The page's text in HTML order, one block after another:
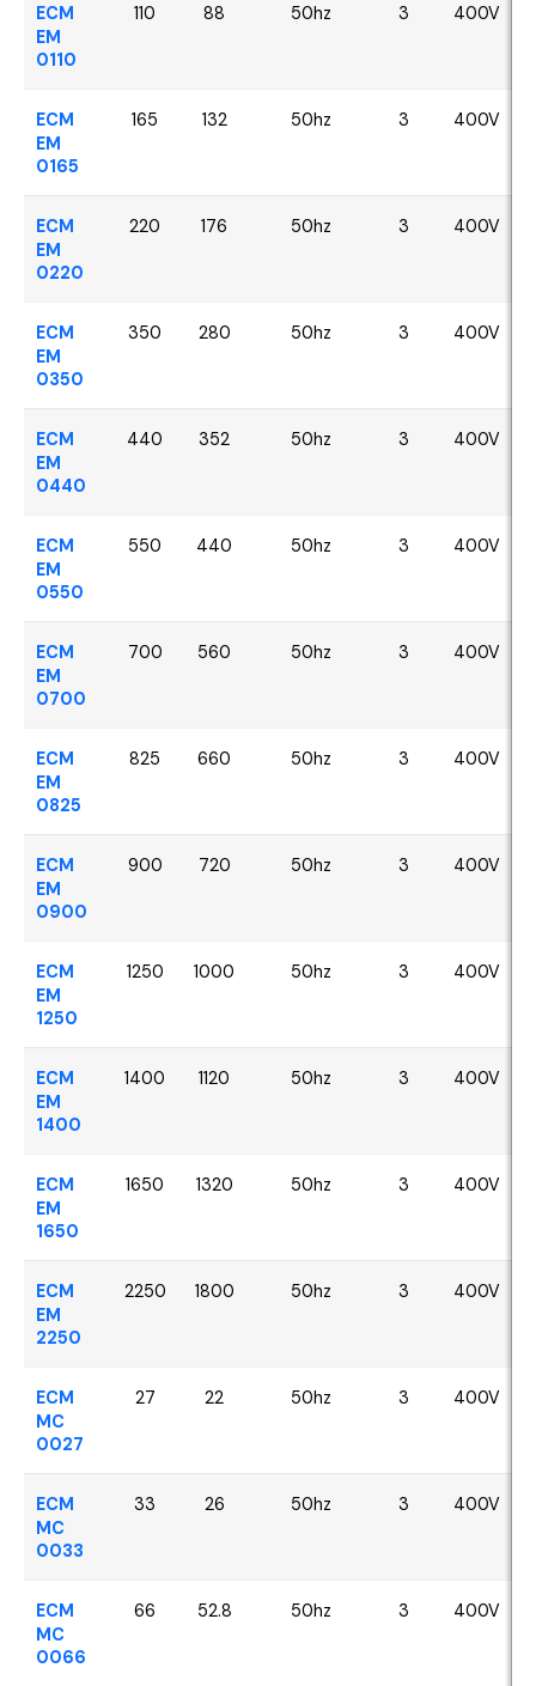
ECM
EM
0110
110 88 50hz 3 400V
ECM
EM
0165
165 132 50hz 3 400V
ECM
EM
0220
220 176 50hz 3 400V
ECM
EM
0350
350 280 50hz 3 400V
ECM
EM
0440
440 352 50hz 3 400V
ECM
EM
0550
550 440 50hz 3 400V
ECM
EM
0700
700 560 50hz 3 400V
ECM
EM
0825
825 660 50hz 3 400V
ECM
EM
0900
900 720 50hz 3 400V
ECM
EM
1250
1250 1000 50hz 3 400V
ECM
EM
1400
1400 1120 50hz 3 400V
ECM
EM
1650
1650 1320 50hz 3 400V
ECM
EM
2250
2250 1800 50hz 3 400V
ECM
MC
0027
27 22 50hz 3 400V
ECM
MC
0033
33 26 50hz 3 400V
ECM
MC
0066
66 52.8 50hz 3 400V